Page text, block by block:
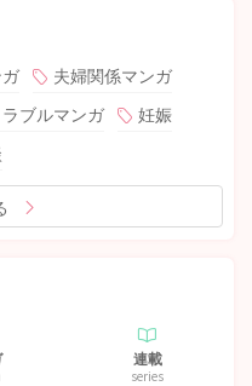
夫婦関係マンガ
ブルマンガ
妊娠
連載
series